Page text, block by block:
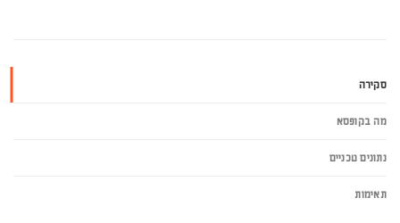
סקירה
מה בקופסא
נתונים טכניים
תאימות